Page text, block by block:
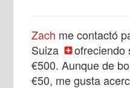
Zach me contactó
Suiza
ofreciendo
€500. Aunque de
€50, me gusta